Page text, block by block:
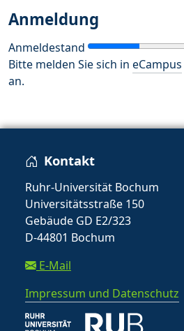
Anmeldung
Anmeldestand
Bitte melden Sie sich in eCampus
an.
Kontakt
Ruhr-Universität Bochum
Universitätsstraße 150
Gebäude GD E2/323
D-44801 Bochum
E-Mail
Impressum und Datenschutz